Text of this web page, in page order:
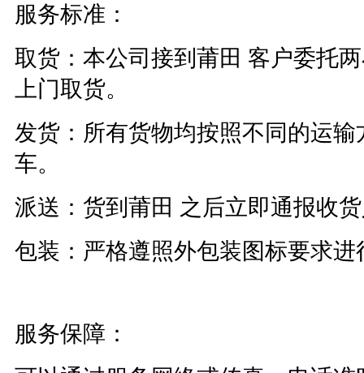
服务标准：
取货：本公司接到莆田 客户委托
上门取货。
发货：所有货物均按照不同的运
车。
派送：货到莆田 之后立即通报收
包装：严格遵照外包装图标要求进
服务保障：